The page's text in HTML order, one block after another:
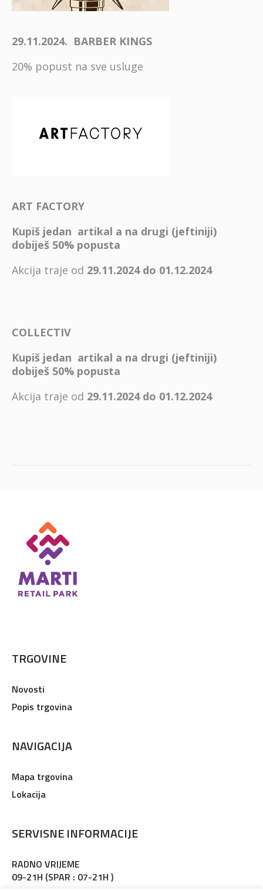
29.11.2024. BARBER KINGS
20% popust na sve usluge
ART FACTORY
Kupiš jedan artikal a na drugi (jeftiniji)
dobiješ 50% popusta
Akcija traje od 29.11.2024 do 01.12.2024
COLLECTIV
Kupiš jedan artikal a na drugi (jeftiniji)
dobiješ 50% popusta
Akcija traje od 29.11.2024 do 01.12.2024
TRGOVINE
Novosti
Popis trgovina
NAVIGACIJA
Mapa trgovina
Lokacija
SERVISNE INFORMACIJE
RADNO VRIJEME
09-21H (SPAR : 07-21H )